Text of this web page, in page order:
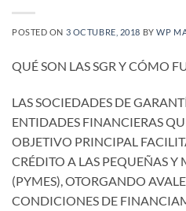
POSTED ON 3 OCTUBRE, 2018 BYWP
QUÉ SON LAS SGR Y CÓMO
LAS SOCIEDADES DE
ENTIDADES FINANCIERAS
OBJETIVO PRINCIPAL
CRÉDITO A LAS PEQUEÑAS Y
(PYMES), OTORGANDO
CONDICIONES DE